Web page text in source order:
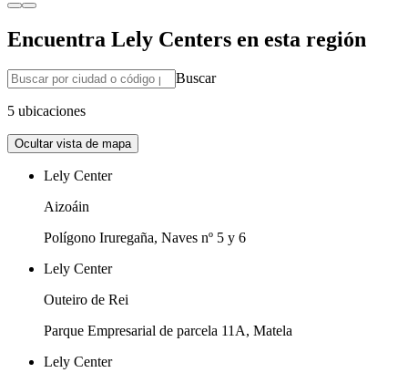
Encuentra Lely Centers en esta región
Buscar
5 ubicaciones
Ocultar vista de mapa
Lely Center
Aizoáin
Polígono Iruregaña, Naves nº 5 y 6
Lely Center
Outeiro de Rei
Parque Empresarial de parcela 11A, Matela
Lely Center